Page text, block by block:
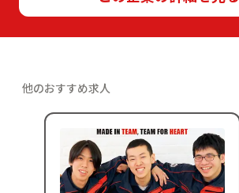
他のおすすめ求人